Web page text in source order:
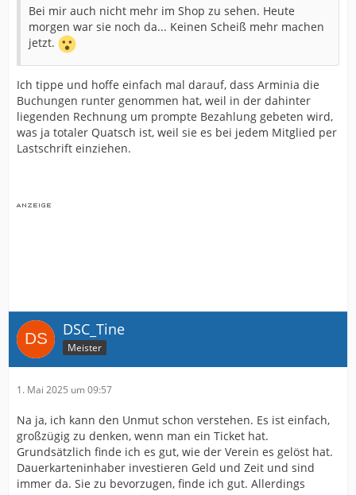
Bei mir auch nicht mehr im Shop zu sehen. Heute
morgen war sie noch da... Keinen Scheiß mehr machen
jetzt.
Ich tippe und hoffe einfach mal darauf, dass Arminia die
Buchungen runter genommen hat, weil in der dahinter
liegenden Rechnung um prompte Bezahlung gebeten wird,
was ja totaler Quatsch ist, weil sie es bei jedem Mitglied per
Lastschrift einziehen.
DSC_Tine
Meister
1. Mai 2025 um 09:57
Na ja, ich kann den Unmut schon verstehen. Es ist einfach,
großzügig zu denken, wenn man ein Ticket hat.
Grundsätzlich finde ich es gut, wie der Verein es gelöst hat.
Dauerkarteninhaber investieren Geld und Zeit und sind
immer da. Sie zu bevorzugen, finde ich gut. Allerdings